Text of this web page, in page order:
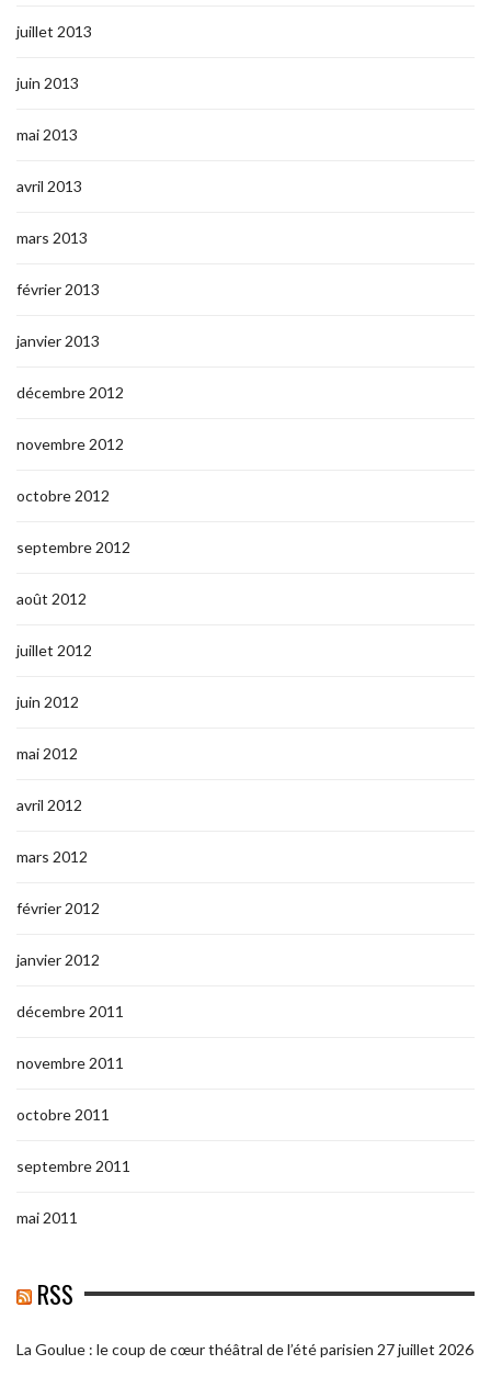
juillet 2013
juin 2013
mai 2013
avril 2013
mars 2013
février 2013
janvier 2013
décembre 2012
novembre 2012
octobre 2012
septembre 2012
août 2012
juillet 2012
juin 2012
mai 2012
avril 2012
mars 2012
février 2012
janvier 2012
décembre 2011
novembre 2011
octobre 2011
septembre 2011
mai 2011
RSS
La Goulue : le coup de cœur théâtral de l’été parisien 27 juillet 2026